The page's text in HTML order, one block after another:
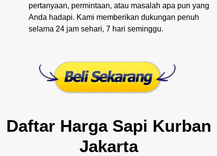
pertanyaan, permintaan, atau masalah apa pun yang
Anda hadapi. Kami memberikan dukungan penuh
selama 24 jam sehari, 7 hari seminggu.
Daftar Harga Sapi Kurban
Jakarta